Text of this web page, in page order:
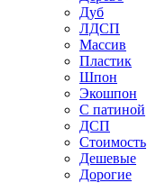
Дуб
ЛДСП
Массив
Пластик
Шпон
Экошпон
С патиной
ДСП
Стоимость
Дешевые
Дорогие